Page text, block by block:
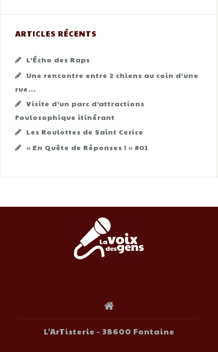
ARTICLES RÉCENTS
L’Écho des Raps
Une rencontre entre 2 chiens au coin d’une
rue…
Visite d’un parc d’attractions
Foulosophique itinérant
Les Roulottes de Saint Cerice
« En Quête de Réponses ! » #01
L'ArTisterie - 38600 Fontaine